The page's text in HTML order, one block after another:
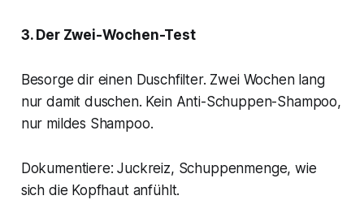
3. Der Zwei-Wochen-Test
Besorge dir einen Duschfilter. Zwei Wochen lang
nur damit duschen. Kein Anti-Schuppen-Shampoo,
nur mildes Shampoo.
Dokumentiere: Juckreiz, Schuppenmenge, wie
sich die Kopfhaut anfühlt.